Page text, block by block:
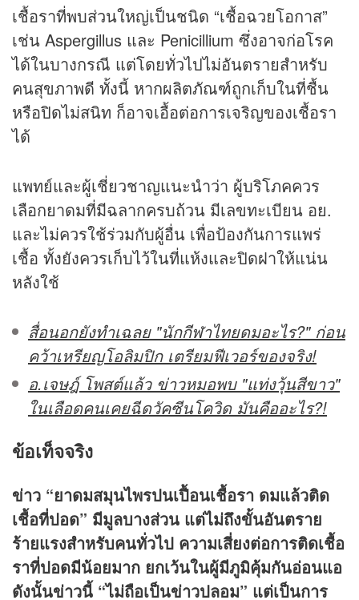
เชื้อราที่พบส่วนใหญ่เป็นชนิด “เชื้อฉวยโอกาส”
เช่น Aspergillus และ Penicillium ซึ่งอาจก่อโรค
ได้ในบางกรณี แต่โดยทั่วไปไม่อันตรายสำหรับ
คนสุขภาพดี ทั้งนี้ หากผลิตภัณฑ์ถูกเก็บในที่ชื้น
หรือปิดไม่สนิท ก็อาจเอื้อต่อการเจริญของเชื้อรา
ได้
แพทย์และผู้เชี่ยวชาญแนะนำว่า ผู้บริโภคควร
เลือกยาดมที่มีฉลากครบถ้วน มีเลขทะเบียน อย.
และไม่ควรใช้ร่วมกับผู้อื่น เพื่อป้องกันการแพร่
เชื้อ ทั้งยังควรเก็บไว้ในที่แห้งและปิดฝาให้แน่น
หลังใช้
สื่อนอกยังทำเฉลย "นักกีฬาไทยดมอะไร?" ก่อน
คว้าเหรียญโอลิมปิก เตรียมฟีเวอร์ของจริง!
อ.เจษฎ์ โพสต์แล้ว ข่าวหมอพบ "แท่งวุ้นสีขาว"
ในเลือดคนเคยฉีดวัคซีนโควิด มันคืออะไร?!
ข้อเท็จจริง
ข่าว “ยาดมสมุนไพรปนเปื้อนเชื้อรา ดมแล้วติด
เชื้อที่ปอด” มีมูลบางส่วน แต่ไม่ถึงขั้นอันตราย
ร้ายแรงสำหรับคนทั่วไป ความเสี่ยงต่อการติดเชื้อ
ราที่ปอดมีน้อยมาก ยกเว้นในผู้มีภูมิคุ้มกันอ่อนแอ
ดังนั้นข่าวนี้ “ไม่ถือเป็นข่าวปลอม” แต่เป็นการ